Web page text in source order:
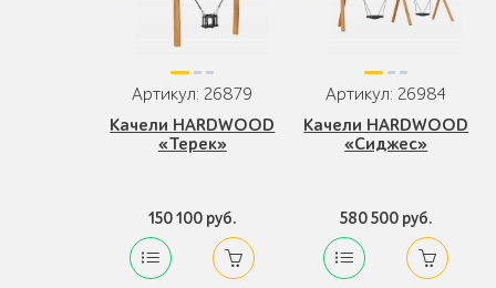
Артикул: 26879
Качели HARDWOOD
«Терек»
150 100 руб.
Артикул: 26984
Качели HARDWOOD
«Сиджес»
580 500 руб.